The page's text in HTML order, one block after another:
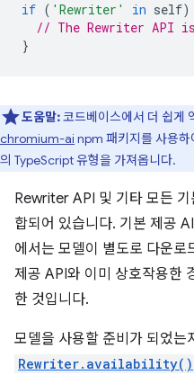
if ( 'Rewriter' in self)
// The Rewriter API
}
도움말:코드베이스에서 더 쉽게
chromium-ai npm 패키지를 사용하
의 TypeScript 유형을 가져옵니다.
Rewriter API 및 기타 모든
합되어 있습니다. 기본 제공
에서는 모델이 별도로 다운로
제공 API와 이미 상호작용한
한 것입니다.
모델을 사용할 준비가 되었는
Rewriter.availability()